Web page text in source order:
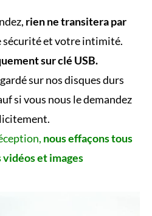
rien ne transitera par
et votre intimité.
sur clé USB.
sur nos disques durs
si vous nous le demandez
nous effaçons tous
et images